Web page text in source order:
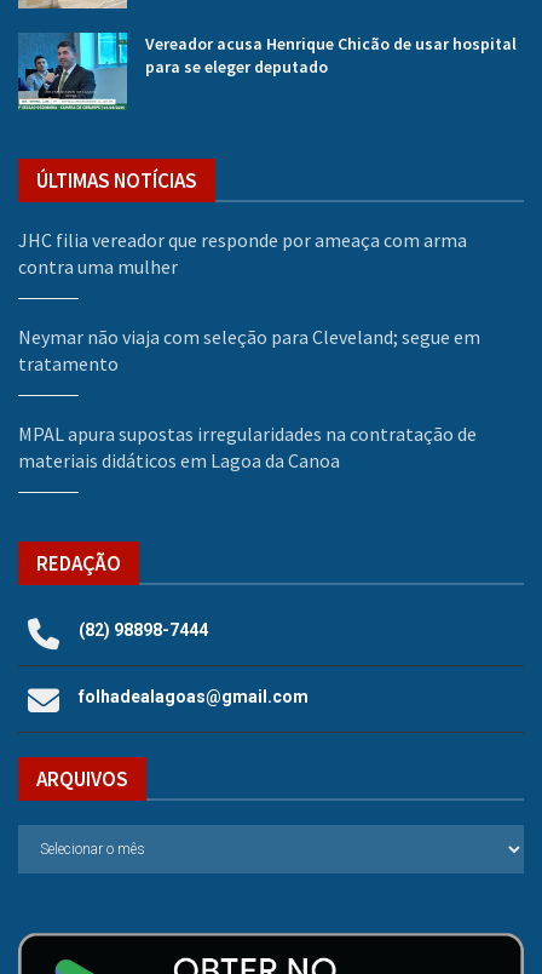
Vereador acusa Henrique Chicão de usar hospital
para se eleger deputado
ÚLTIMAS NOTÍCIAS
JHC filia vereador que responde por ameaça com arma
contra uma mulher
Neymar não viaja com seleção para Cleveland; segue em
tratamento
MPAL apura supostas irregularidades na contratação de
materiais didáticos em Lagoa da Canoa
REDAÇÃO
(82) 98898-7444
folhadealagoas@gmail.com
ARQUIVOS